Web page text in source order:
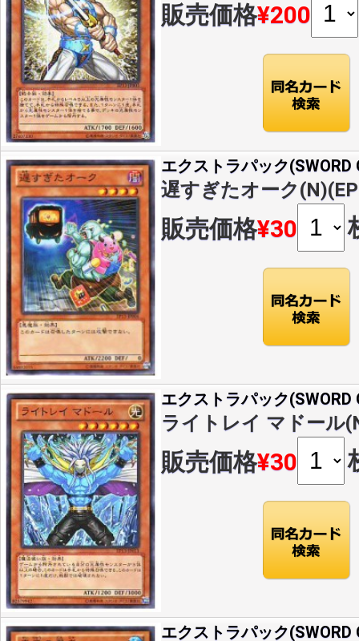
販売価格¥200
エクストラパック(SWORD
遅すぎたオーク
販売価格¥30
エクストラパック(SWORD
ライトレイ マドール
販売価格¥30
エクストラパック(SWORD